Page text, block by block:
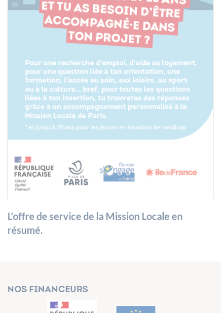
L’offre de service de la Mission Locale en
résumé.
Nos financeurs